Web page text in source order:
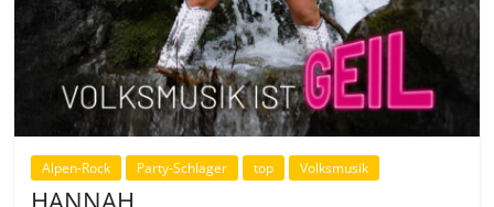
Alpen-Rock Party-Schlager top Volksmusik